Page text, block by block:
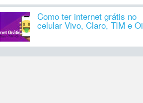
Como ter internet grátis no
celular Vivo, Claro, TIM e Oi